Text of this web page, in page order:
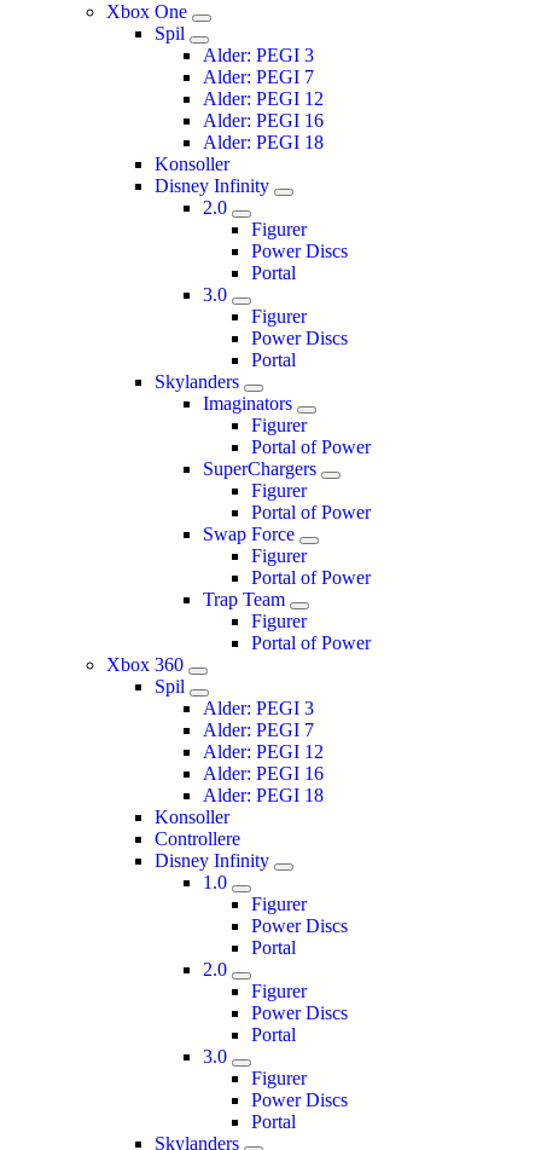
Xbox One
Spil
Alder: PEGI 3
Alder: PEGI 7
Alder: PEGI 12
Alder: PEGI 16
Alder: PEGI 18
Konsoller
Disney Infinity
2.0
Figurer
Power Discs
Portal
3.0
Figurer
Power Discs
Portal
Skylanders
Imaginators
Figurer
Portal of Power
SuperChargers
Figurer
Portal of Power
Swap Force
Figurer
Portal of Power
Trap Team
Figurer
Portal of Power
Xbox 360
Spil
Alder: PEGI 3
Alder: PEGI 7
Alder: PEGI 12
Alder: PEGI 16
Alder: PEGI 18
Konsoller
Controllere
Disney Infinity
1.0
Figurer
Power Discs
Portal
2.0
Figurer
Power Discs
Portal
3.0
Figurer
Power Discs
Portal
Skylanders